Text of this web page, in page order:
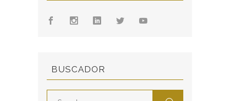
BUSCADOR